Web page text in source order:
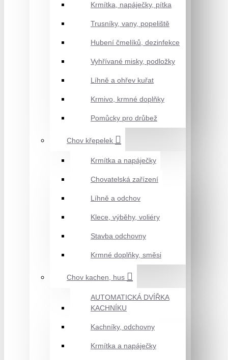
Krmítka, napáječky, pítka
Trusníky, vany, popeliště
Hubení čmelíků, dezinfekce
Vyhřívané misky, podložky
Líhně a ohřev kuřat
Krmivo, krmné doplňky
Pomůcky pro drůbež
Chov křepelek
Krmítka a napáječky
Chovatelská zařízení
Líhně a odchov
Klece, výběhy, voliéry
Stavba odchovny
Krmné doplňky, směsi
Chov kachen, hus
AUTOMATICKÁ DVÍŘKA
KACHNÍKU
Kachníky, odchovny
Krmítka a napáječky